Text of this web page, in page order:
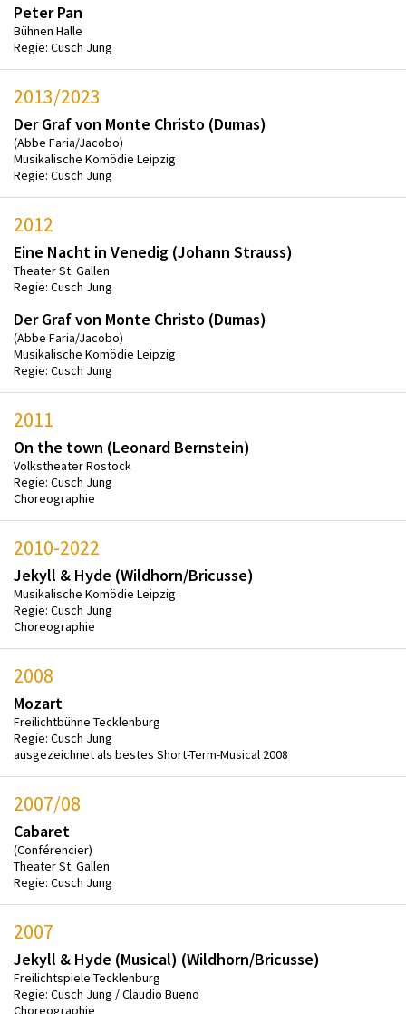
Peter Pan
Bühnen Halle
Regie: Cusch Jung
2013/2023
Der Graf von Monte Christo (Dumas)
(Abbe Faria/Jacobo)
Musikalische Komödie Leipzig
Regie: Cusch Jung
2012
Eine Nacht in Venedig (Johann Strauss)
Theater St. Gallen
Regie: Cusch Jung
Der Graf von Monte Christo (Dumas)
(Abbe Faria/Jacobo)
Musikalische Komödie Leipzig
Regie: Cusch Jung
2011
On the town (Leonard Bernstein)
Volkstheater Rostock
Regie: Cusch Jung
Choreographie
2010-2022
Jekyll & Hyde (Wildhorn/Bricusse)
Musikalische Komödie Leipzig
Regie: Cusch Jung
Choreographie
2008
Mozart
Freilichtbühne Tecklenburg
Regie: Cusch Jung
ausgezeichnet als bestes Short-Term-Musical 2008
2007/08
Cabaret
(Conférencier)
Theater St. Gallen
Regie: Cusch Jung
2007
Jekyll & Hyde (Musical) (Wildhorn/Bricusse)
Freilichtspiele Tecklenburg
Regie: Cusch Jung / Claudio Bueno
Choreographie